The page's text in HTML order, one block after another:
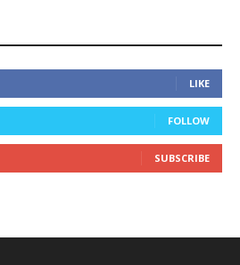
LIKE
FOLLOW
SUBSCRIBE